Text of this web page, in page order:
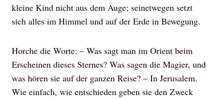
kleine Kind nicht aus dem Auge; seinetwegen setzt
sich alles im Himmel und auf der Erde in Bewegung.
Horche die Worte: – Was sagt man im Orient beim
Erscheinen dieses Sternes? Was sagen die Magier, und
was hören sie auf der ganzen Reise? – In Jerusalem.
Wie einfach, wie entschieden geben sie den Zweck